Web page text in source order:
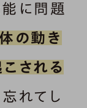
に問題
の動き
される
忘れてし